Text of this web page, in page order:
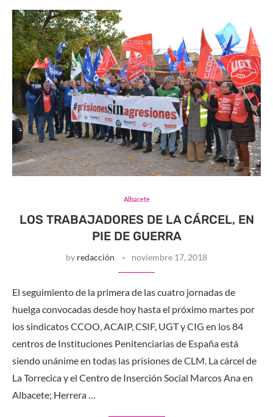
Albacete
LOS TRABAJADORES DE LA CÁRCEL, EN
PIE DE GUERRA
by redacción noviembre 17, 2018
El seguimiento de la primera de las cuatro jornadas de
huelga convocadas desde hoy hasta el próximo martes por
los sindicatos CCOO, ACAIP, CSIF, UGT y CIG en los 84
centros de Instituciones Penitenciarias de España está
siendo unánime en todas las prisiones de CLM. La cárcel de
La Torrecica y el Centro de Inserción Social Marcos Ana en
Albacete; Herrera …